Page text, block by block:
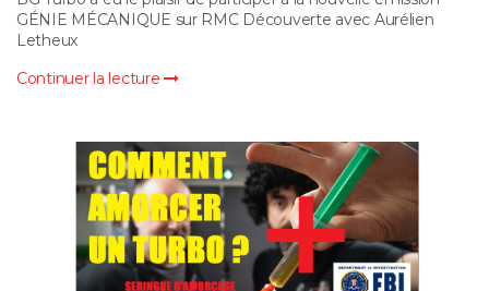
GÉNIE MÉCANIQUE sur RMC Découverte avec Aurélien
Letheux
Continuer la lecture